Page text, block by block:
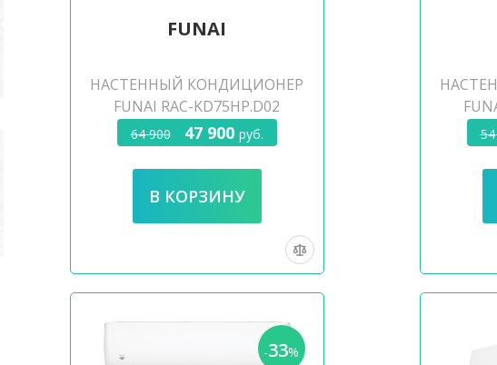
FUNAI
НАСТЕННЫЙ КОНДИЦИОНЕР
FUNAI RAC-KD75HP.D02
64 900 47 900 руб.
-33%